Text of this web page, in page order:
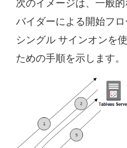
次のイメージは、一般
バイダーによる開始フ
シングル サインオンを
ための手順を示します。